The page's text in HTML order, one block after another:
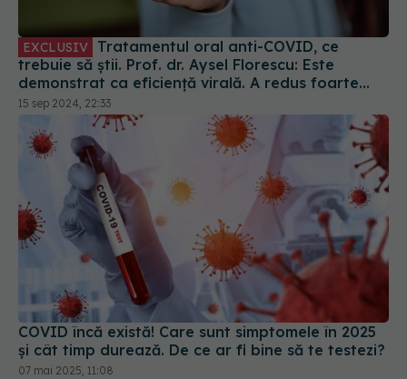
EXCLUSIV
trebuie să știi. Prof. dr. Aysel Florescu: Este
demonstrat ca eficiență virală. A redus foarte
mult riscul de spitalizare
15 sep 2024, 22:33
COVID încă există! Care sunt simptomele în 2025
și cât timp durează. De ce ar fi bine să te testezi?
07 mai 2025, 11:08